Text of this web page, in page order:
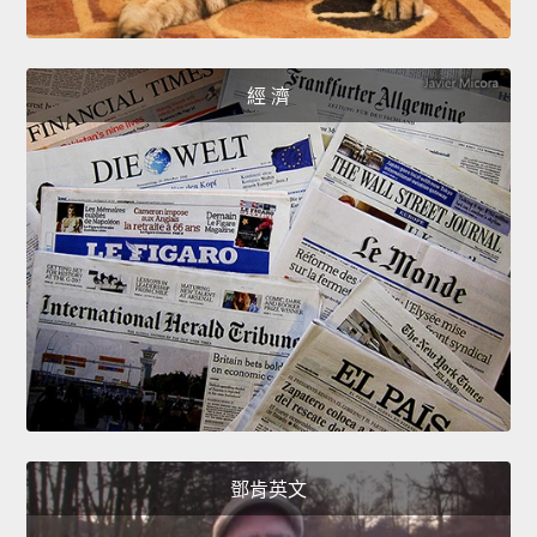
經 濟
鄧肯英文